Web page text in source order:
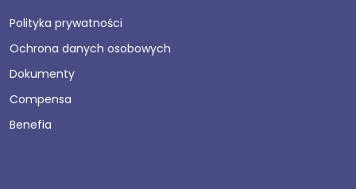
Polityka prywatności
Ochrona danych osobowych
Dokumenty
Compensa
Benefia